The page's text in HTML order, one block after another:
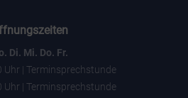
Di. Mi. Do. Fr.
Uhr | Terminsprechstunde
Uhr | Terminsprechstunde